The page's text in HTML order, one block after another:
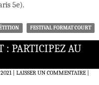
5e).
FESTIVAL FORMAT COURT
: PARTICIPEZ AU
LAISSER UN COMMENTAIRE|